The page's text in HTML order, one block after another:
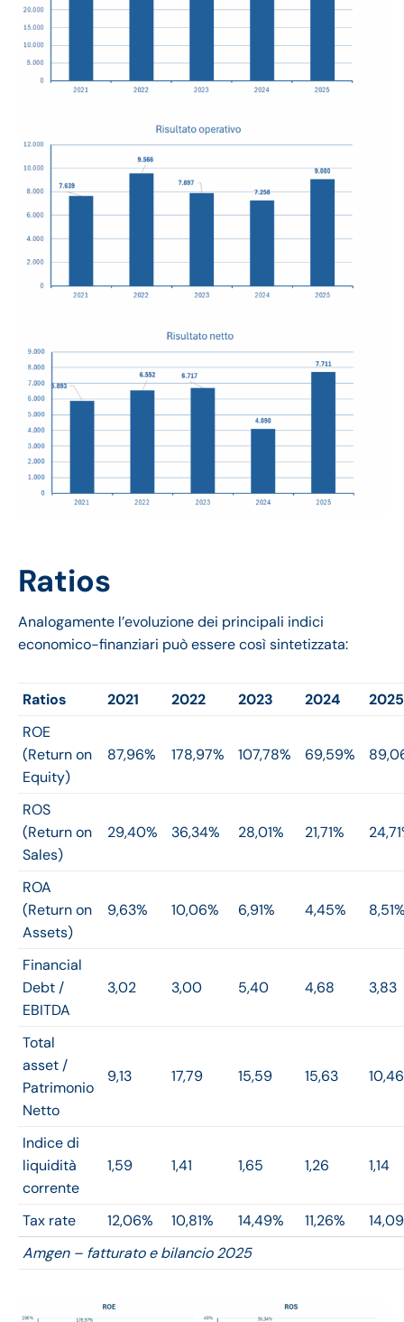
Ratios
Analogamente l’evoluzione dei principali indici
economico-finanziari può essere così sintetizzata:
Ratios 2021 2022 2023 2024
2025
ROE
(Return on
Equity)
87,96% 178,97% 107,78% 69,59%
ROS
(Return on
Sales)
29,40% 36,34% 28,01% 21,71%
ROA
(Return on
Assets)
9,63% 10,06% 6,91% 4,45%
Financial
Debt /
EBITDA
3,02 3,00 5,40 4,68 3,83
Total
asset /
Patrimonio
Netto
9,13 17,79 15,59 15,63 10,46
Indice di
liquidità
corrente
1,59 1,41 1,65 1,26 1,14
Tax rate 12,06% 10,81% 14,49% 11,26%
Amgen – fatturato e bilancio 2025